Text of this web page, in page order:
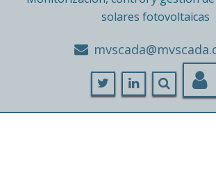
solares fotovoltaicas